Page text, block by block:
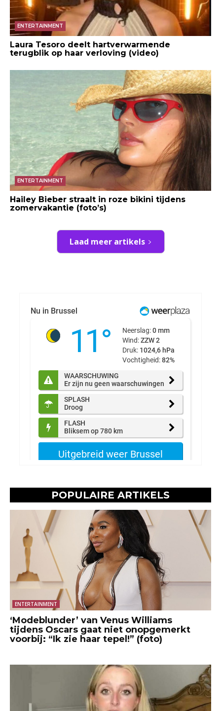
ENTERTAINMENT
Laura Tesoro deelt hartverwarmende
terugblik op haar verloving (video)
ENTERTAINMENT
Hailey Bieber straalt in roze bikini tijdens
zomervakantie (foto’s)
Laad meer artikels
POPULAIRE ARTIKELS
ENTERTAINMENT
‘Modeblunder’ van Venus Williams
tijdens Oscars gaat niet onopgemerkt
voorbij: “Ik zie haar tepel!” (foto)